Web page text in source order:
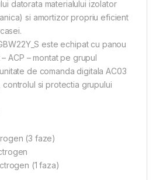
datorata materialului izolator
si amortizor propriu eficient
este echipat cu panou
ACP – montat pe grupul
de comanda digitala AC03
si protectia grupului
(3 faze)
(1 faza)